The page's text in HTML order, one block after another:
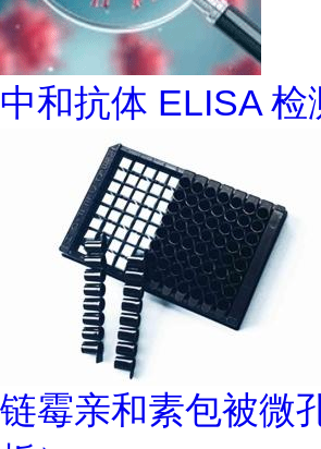
中和抗体 ELISA 检
链霉亲和素包被微